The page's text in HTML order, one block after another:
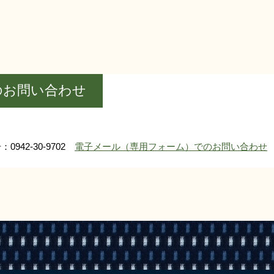
問い合わせ
0942-30-9702 電子メール（専用フォーム）でのお問い合わせ